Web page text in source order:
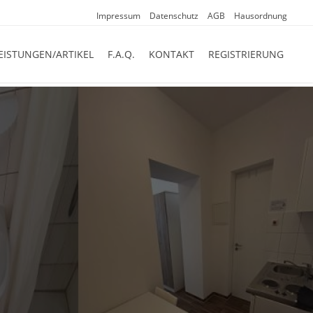
Impressum Datenschutz AGB Hausordnung
ARTIKEL F.A.Q. KONTAKT REGISTRIERUNG
bestehend aus:
absolut zentraler Lage zum besten
zu 100 Betten gebucht werden.